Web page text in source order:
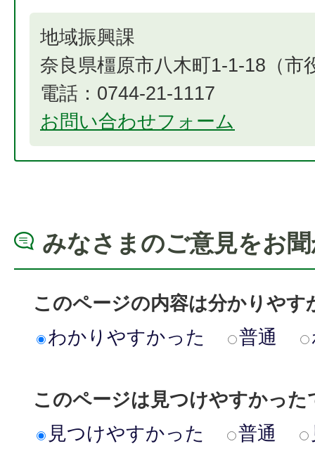
地域振興課
奈良県橿原市八木町1-1-18（市
電話：0744-21-1117
お問い合わせフォーム
みなさまのご意見をお
このページの内容は分かりやす
わかりやすかった
普通
このページは見つけやすかった
見つけやすかった
普通